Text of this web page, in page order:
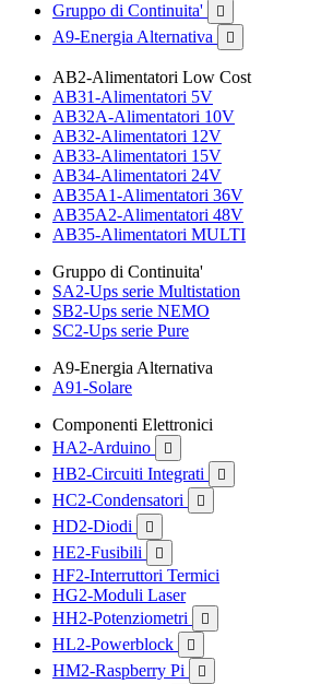
Gruppo di Continuita'

A9-Energia Alternativa 
AB2-Alimentatori Low Cost
AB31-Alimentatori 5V
AB32A-Alimentatori 10V
AB32-Alimentatori 12V
AB33-Alimentatori 15V
AB34-Alimentatori 24V
AB35A1-Alimentatori 36V
AB35A2-Alimentatori 48V
AB35-Alimentatori MULTI
Gruppo di Continuita'
SA2-Ups serie Multistation
SB2-Ups serie NEMO
SC2-Ups serie Pure
A9-Energia Alternativa
A91-Solare
Componenti Elettronici
HA2-Arduino

HB2-Circuiti Integrati 
HC2-Condensatori 
HD2-Diodi 
HE2-Fusibili 
HF2-Interruttori Termici
HG2-Moduli Laser
HH2-Potenziometri

HL2-Powerblock 
HM2-Raspberry Pi 